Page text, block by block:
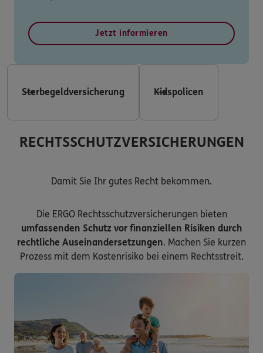
Jetzt informieren
Sterbegeldversicherung Kidspolicen
RECHTSSCHUTZVERSICHERUNGEN
Damit Sie Ihr gutes Recht bekommen.
Die ERGO Rechtsschutzversicherungen bieten
umfassenden Schutz vor finanziellen Risiken durch
rechtliche Auseinandersetzungen. Machen Sie kurzen
Prozess mit dem Kostenrisiko bei einem Rechtsstreit.